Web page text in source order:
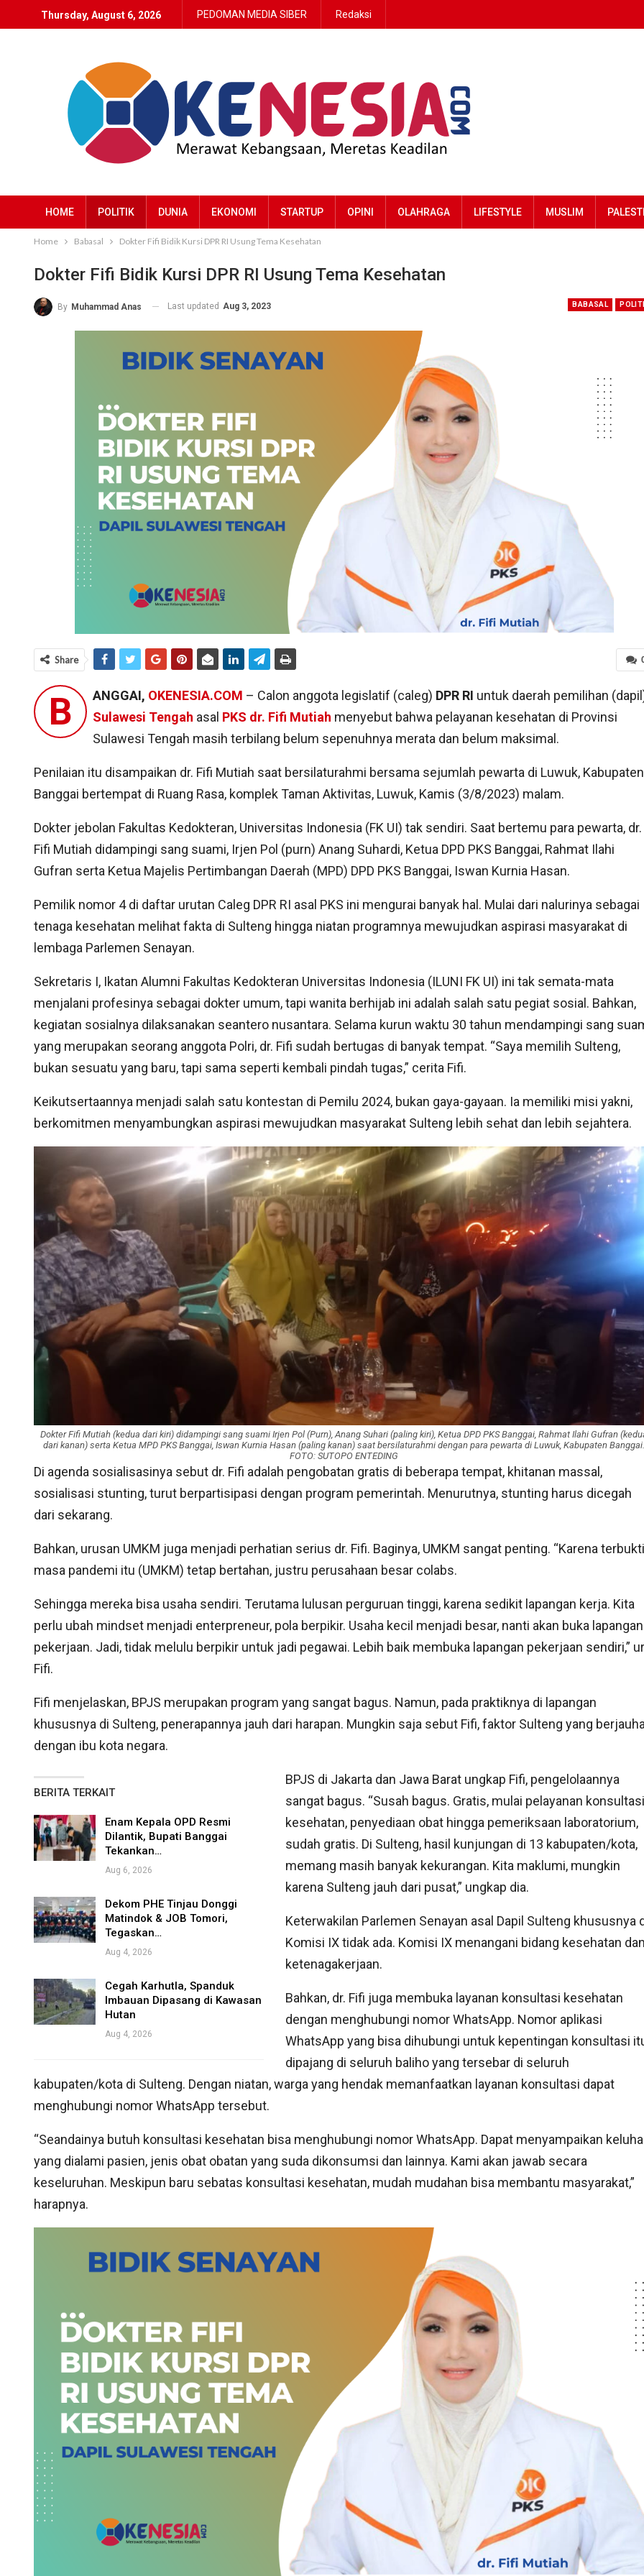
Thursday, August 6, 2026 PEDOMAN MEDIA SIBER Redaksi
HOME POLITIK DUNIA EKONOMI STARTUP OPINI OLAHRAGA LIFESTYLE MUSLIM
Home Babasal Dokter Fifi Bidik Kursi DPR RI Usung Tema Kesehatan
Dokter Fifi Bidik Kursi DPR RI Usung Tema Kesehatan
BABASAL
By Muhammad Anas Last updated Aug 3, 2023
Share
B ANGGAI, OKENESIA.COM – Calon anggota legislatif (caleg) DPR RI untuk daerah pemilihan
Sulawesi Tengah asal PKS dr. Fifi Mutiah menyebut bahwa pelayanan kesehatan di Provinsi
Sulawesi Tengah masih terbilang belum sepenuhnya merata dan belum maksimal.
Penilaian itu disampaikan dr. Fifi Mutiah saat bersilaturahmi bersama sejumlah pewarta di Luwuk, Kabupaten
Banggai bertempat di Ruang Rasa, komplek Taman Aktivitas, Luwuk, Kamis (3/8/2023) malam.
Dokter jebolan Fakultas Kedokteran, Universitas Indonesia (FK UI) tak sendiri. Saat bertemu para pewarta, dr.
Fifi Mutiah didampingi sang suami, Irjen Pol (purn) Anang Suhardi, Ketua DPD PKS Banggai, Rahmat Ilahi
Gufran serta Ketua Majelis Pertimbangan Daerah (MPD) DPD PKS Banggai, Iswan Kurnia Hasan.
Pemilik nomor 4 di daftar urutan Caleg DPR RI asal PKS ini mengurai banyak hal. Mulai dari nalurinya sebagai
tenaga kesehatan melihat fakta di Sulteng hingga niatan programnya mewujudkan aspirasi masyarakat di
lembaga Parlemen Senayan.
Sekretaris I, Ikatan Alumni Fakultas Kedokteran Universitas Indonesia (ILUNI FK UI) ini tak semata-mata
menjalani profesinya sebagai dokter umum, tapi wanita berhijab ini adalah salah satu pegiat sosial. Bahkan,
kegiatan sosialnya dilaksanakan seantero nusantara. Selama kurun waktu 30 tahun mendampingi sang
yang merupakan seorang anggota Polri, dr. Fifi sudah bertugas di banyak tempat. “Saya memilih Sulteng,
bukan sesuatu yang baru, tapi sama seperti kembali pindah tugas,” cerita Fifi.
Keikutsertaannya menjadi salah satu kontestan di Pemilu 2024, bukan gaya-gayaan. Ia memiliki misi yakni,
berkomitmen menyambungkan aspirasi mewujudkan masyarakat Sulteng lebih sehat dan lebih sejahtera.
Dokter Fifi Mutiah (kedua dari kiri) didampingi sang suami Irjen Pol (Purn), Anang Suhari (paling kiri), Ketua DPD PKS Banggai, Rahmat Ilahi Gufran
dari kanan) serta Ketua MPD PKS Banggai, Iswan Kurnia Hasan (paling kanan) saat bersilaturahmi dengan para pewarta di Luwuk, Kabupaten Banggai.
FOTO: SUTOPO ENTEDING
Di agenda sosialisasinya sebut dr. Fifi adalah pengobatan gratis di beberapa tempat, khitanan massal,
sosialisasi stunting, turut berpartisipasi dengan program pemerintah. Menurutnya, stunting harus dicegah
dari sekarang.
Bahkan, urusan UMKM juga menjadi perhatian serius dr. Fifi. Baginya, UMKM sangat penting. “Karena terbukti
masa pandemi itu (UMKM) tetap bertahan, justru perusahaan besar colabs.
Sehingga mereka bisa usaha sendiri. Terutama lulusan perguruan tinggi, karena sedikit lapangan kerja. Kita
perlu ubah mindset menjadi enterpreneur, pola berpikir. Usaha kecil menjadi besar, nanti akan buka lapangan
pekerjaan. Jadi, tidak melulu berpikir untuk jadi pegawai. Lebih baik membuka lapangan pekerjaan sendiri,”
Fifi.
Fifi menjelaskan, BPJS merupakan program yang sangat bagus. Namun, pada praktiknya di lapangan
khususnya di Sulteng, penerapannya jauh dari harapan. Mungkin saja sebut Fifi, faktor Sulteng yang
dengan ibu kota negara.
BERITA TERKAIT
Enam Kepala OPD Resmi
Dilantik, Bupati Banggai
Tekankan…
Aug 6, 2026
Dekom PHE Tinjau Donggi
Matindok & JOB Tomori,
Tegaskan…
Aug 4, 2026
Cegah Karhutla, Spanduk
Imbauan Dipasang di Kawasan
Hutan
Aug 4, 2026
BPJS di Jakarta dan Jawa Barat ungkap Fifi, pengelolaannya
sangat bagus. “Susah bagus. Gratis, mulai pelayanan konsultasi
kesehatan, penyediaan obat hingga pemeriksaan laboratorium,
sudah gratis. Di Sulteng, hasil kunjungan di 13 kabupaten/kota,
memang masih banyak kekurangan. Kita maklumi, mungkin
karena Sulteng jauh dari pusat,” ungkap dia.
Keterwakilan Parlemen Senayan asal Dapil Sulteng khususnya
Komisi IX tidak ada. Komisi IX menangani bidang kesehatan
ketenagakerjaan.
Bahkan, dr. Fifi juga membuka layanan konsultasi kesehatan
dengan menghubungi nomor WhatsApp. Nomor aplikasi
WhatsApp yang bisa dihubungi untuk kepentingan konsultasi
dipajang di seluruh baliho yang tersebar di seluruh
kabupaten/kota di Sulteng. Dengan niatan, warga yang hendak memanfaatkan layanan konsultasi dapat
menghubungi nomor WhatsApp tersebut.
“Seandainya butuh konsultasi kesehatan bisa menghubungi nomor WhatsApp. Dapat menyampaikan
yang dialami pasien, jenis obat obatan yang suda dikonsumsi dan lainnya. Kami akan jawab secara
keseluruhan. Meskipun baru sebatas konsultasi kesehatan, mudah mudahan bisa membantu masyarakat,”
harapnya.